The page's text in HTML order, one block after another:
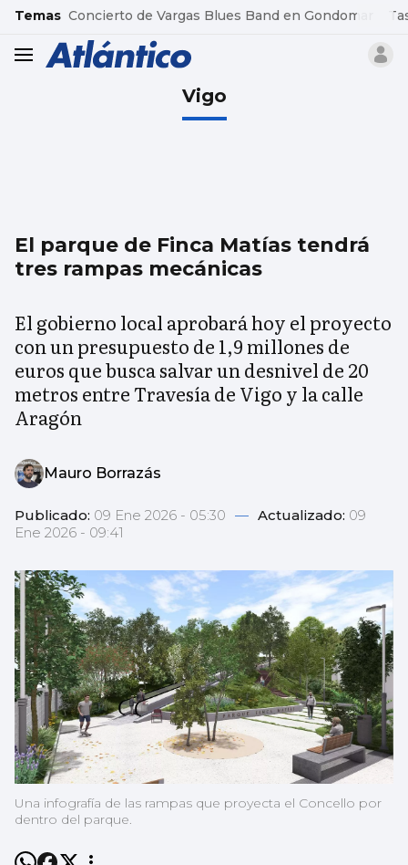
common.go-to-content
Temas Concierto de Vargas Blues Band en Gondomar
header.menu.open
Vigo
El parque de Finca Matías tendrá
tres rampas mecánicas
El gobierno local aprobará hoy el proyecto
con un presupuesto de 1,9 millones de
euros que busca salvar un desnivel de 20
metros entre Travesía de Vigo y la calle
Aragón
Mauro Borrazás
Publicado: 09 Ene 2026 - 05:30 — Actualizado: 09
Ene 2026 - 09:41
Una infografía de las rampas que proyecta el Concello por
dentro del parque.